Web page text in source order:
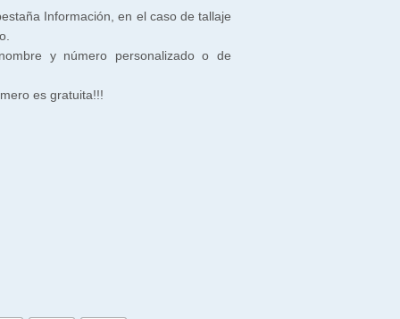
Información, en el caso de tallaje
y número personalizado o de
es gratuita!!!